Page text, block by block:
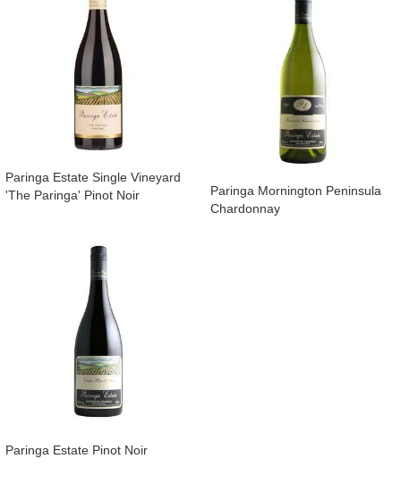
​Paringa Estate Single Vineyard
'The Paringa' Pinot Noir
​Paringa Mornington Peninsula
Chardonnay
​Paringa Estate Pinot Noir